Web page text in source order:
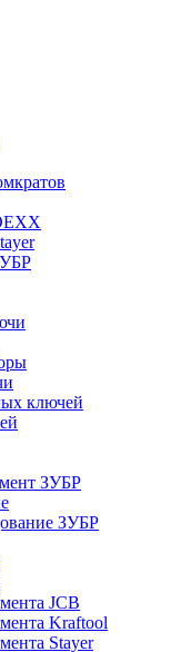
ключей
ЗУБР
ЗУБР
JCB
Kraftool
Stayer